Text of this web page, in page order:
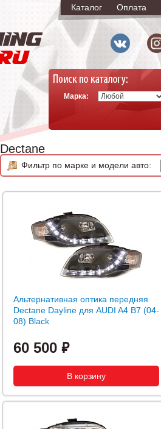
Каталог Оплата
Марка:
Dectane
Фильтр по марке и модели авто:
Альтернативная оптика передняя
Dectane Dayline для AUDI A4 B7 (04-
08) Black
60 500